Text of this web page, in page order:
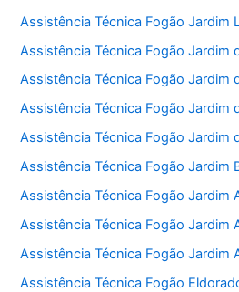
Assistência Técnica Fogão Jardim
Assistência Técnica Fogão Jardim
Assistência Técnica Fogão Jardim
Assistência Técnica Fogão Jardim
Assistência Técnica Fogão Jardim
Assistência Técnica Fogão Jardim
Assistência Técnica Fogão Jardim
Assistência Técnica Fogão Jardim
Assistência Técnica Fogão Jardim
Assistência Técnica Fogão